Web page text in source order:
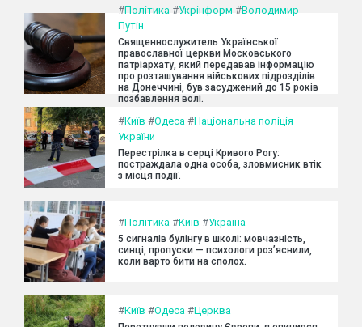
#Політика #Укрінформ #Володимир
Путін
Священнослужитель Української
православної церкви Московського
патріархату, який передавав інформацію
про розташування військових підрозділів
на Донеччині, був засуджений до 15 років
позбавлення волі.
#Київ #Одеса #Національна поліція
України
Перестрілка в серці Кривого Рогу:
постраждала одна особа, зловмисник втік
з місця події.
#Політика #Київ #Україна
5 сигналів булінгу в школі: мовчазність,
синці, пропуски — психологи роз’яснили,
коли варто бити на сполох.
#Київ #Одеса #Церква